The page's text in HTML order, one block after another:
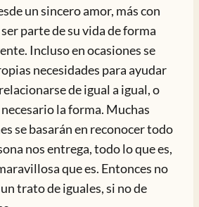
un sincero amor, más con
parte de su vida de forma
Incluso en ocasiones se
necesidades para ayudar
de igual a igual, o
la forma. Muchas
se basarán en reconocer todo
nos entrega, todo lo que es,
que es. Entonces no
trato de iguales, si no de